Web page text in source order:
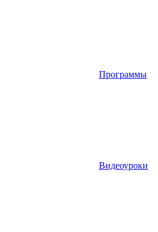
Программы
Видеоуроки